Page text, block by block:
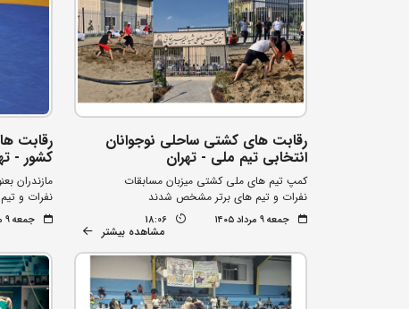
رقابت های کشتی ساحلی نوجوانان
انتخابی تیم ملی - تهران
کمپ تیم های ملی کشتی میزبان مسابقات
نفرات و تیم های برتر مشخص شدند
جمعه ۹ مرداد ۱۴۰۵ 18:06
مشاهده بیشتر
رقابت
کشور -
مازندران
نفرات و
جمعه ۹ مرداد ۱۴۰۵